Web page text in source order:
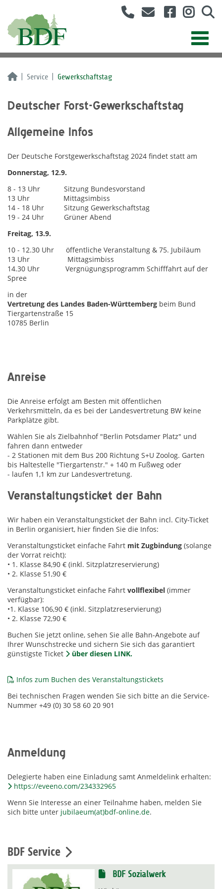
Service Gewerkschaftstag
Deutscher Forst-Gewerkschaftstag
Allgemeine Infos
Der Deutsche Forstgewerkschaftstag 2024 findet statt am
Donnerstag, 12.9.
8 - 13 Uhr Sitzung Bundesvorstand
13 Uhr Mittagsimbiss
14 - 18 Uhr Sitzung Gewerkschaftstag
19 - 24 Uhr Grüner Abend
Freitag, 13.9.
10 - 12.30 Uhr öffentliche Veranstaltung & 75. Jubiläum
13 Uhr Mittagsimbiss
14.30 Uhr Vergnügungsprogramm Schifffahrt auf der
Spree
in der
Vertretung des Landes Baden-Württemberg beim Bund
Tiergartenstraße 15
10785 Berlin
Anreise
Die Anreise erfolgt am Besten mit öffentlichen
Verkehrsmitteln, da es bei der Landesvertretung BW keine
Parkplätze gibt.
Wählen Sie als Zielbahnhof "Berlin Potsdamer Platz" und
fahren dann entweder
- 2 Stationen mit dem Bus 200 Richtung S+U Zoolog. Garten
bis Haltestelle "Tiergartenstr." + 140 m Fußweg oder
- laufen 1,1 km zur Landesvertretung.
Veranstaltungsticket der Bahn
Wir haben ein Veranstaltungsticket der Bahn incl. City-Ticket
in Berlin organisiert, hier finden Sie die Infos:
Veranstaltungsticket einfache Fahrt mit Zugbindung (solange
der Vorrat reicht):
• 1. Klasse 84,90 € (inkl. Sitzplatzreservierung)
• 2. Klasse 51,90 €
Veranstaltungsticket einfache Fahrt vollflexibel (immer
verfügbar):
•1. Klasse 106,90 € (inkl. Sitzplatzreservierung)
• 2. Klasse 72,90 €
Buchen Sie jetzt online, sehen Sie alle Bahn-Angebote auf
Ihrer Wunschstrecke und sichern Sie sich das garantiert
günstigste Ticket
über diesen LINK.
Infos zum Buchen des Veranstaltungstickets
Bei technischen Fragen wenden Sie sich bitte an die Service-
Nummer +49 (0) 30 58 60 20 901
Anmeldung
Delegierte haben eine Einladung samt Anmeldelink erhalten:
https://eveeno.com/234332965
Wenn Sie Interesse an einer Teilnahme haben, melden Sie
sich bitte unter jubilaeum(at)bdf-online.de.
BDF Service
BDF Sozialwerk